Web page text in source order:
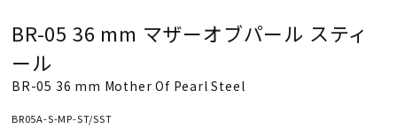
BR-05 36 mm マザーオブパール スティ
ール
BR-05 36 mm Mother Of Pearl Steel
BR05A-S-MP-ST/SST